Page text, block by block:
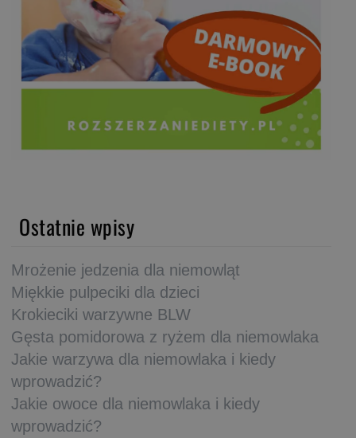
Ostatnie wpisy
Mrożenie jedzenia dla niemowląt
Miękkie pulpeciki dla dzieci
Krokieciki warzywne BLW
Gęsta pomidorowa z ryżem dla niemowlaka
Jakie warzywa dla niemowlaka i kiedy
wprowadzić?
Jakie owoce dla niemowlaka i kiedy
wprowadzić?